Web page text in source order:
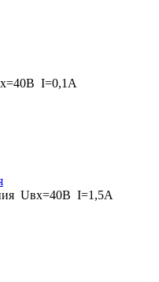
I=0,1А
Uвх=40В I=1,5А